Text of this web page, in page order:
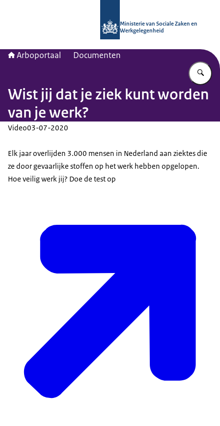
Ministerie van Sociale Zaken en
Werkgelegenheid
Arboportaal Documenten
Wist jij dat je ziek kunt worden
van je werk?
Video03-07-2020
Elk jaar overlijden 3.000 mensen in Nederland aan ziektes die
ze door gevaarlijke stoffen op het werk hebben opgelopen.
Hoe veilig werk jij? Doe de test op